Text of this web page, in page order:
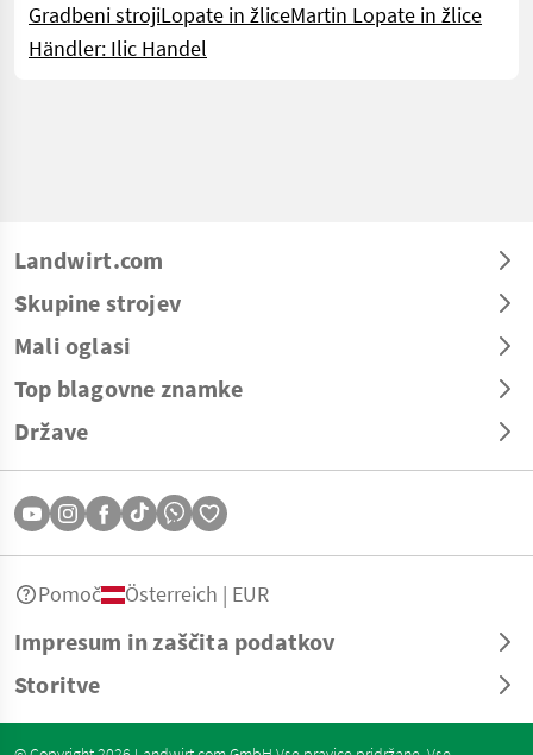
Gradbeni strojiLopate in žliceMartin Lopate in žlice
Händler: Ilic Handel
Landwirt.com
Skupine strojev
Mali oglasi
Top blagovne znamke
Države
Impresum in zaščita podatkov
Storitve
Pomoč Österreich | EUR